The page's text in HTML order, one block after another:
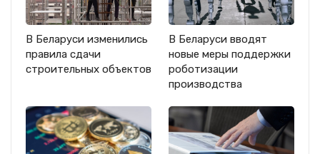
В Беларуси изменились
правила сдачи
строительных объектов
В Беларуси вводят
новые меры поддержки
роботизации
производства